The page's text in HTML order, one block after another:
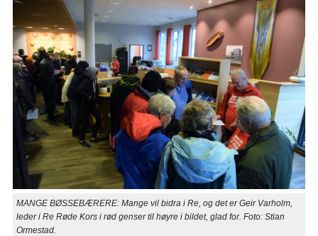
MANGE BØSSEBÆRERE: Mange vil bidra i Re, og det er Geir Varholm,
leder i Re Røde Kors i rød genser til høyre i bildet, glad for. Foto: Stian
Ormestad.